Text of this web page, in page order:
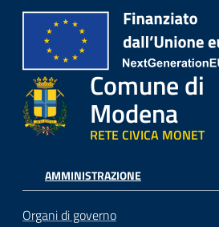
Comune di
Modena
RETE CIVICA MONET
AMMINISTRAZIONE
Organi di governo